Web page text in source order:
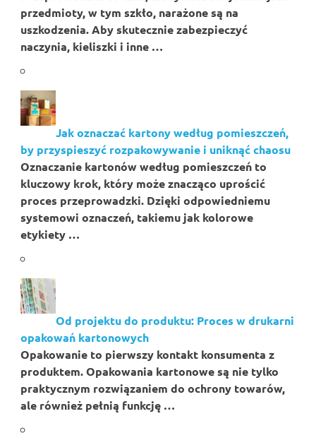
przedmioty, w tym szkło, narażone są na
uszkodzenia. Aby skutecznie zabezpieczyć
naczynia, kieliszki i inne …
Jak oznaczać kartony według pomieszczeń,
by przyspieszyć rozpakowywanie i uniknąć chaosu
Oznaczanie kartonów według pomieszczeń to
kluczowy krok, który może znacząco uprościć
proces przeprowadzki. Dzięki odpowiedniemu
systemowi oznaczeń, takiemu jak kolorowe
etykiety …
Od projektu do produktu: Proces w drukarni
opakowań kartonowych
Opakowanie to pierwszy kontakt konsumenta z
produktem. Opakowania kartonowe są nie tylko
praktycznym rozwiązaniem do ochrony towarów,
ale również pełnią funkcję …